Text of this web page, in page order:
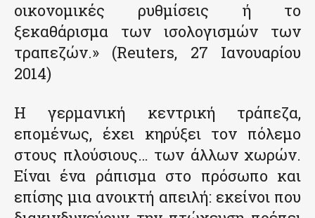
οικονομικές ρυθμίσεις ή το
ξεκαθάρισμα των ισολογισμών των
τραπεζών.» (Reuters, 27 Ιανουαρίου
2014)
Η γερμανική κεντρική τράπεζα,
επομένως, έχει κηρύξει τον πόλεμο
στους πλούσιους… των άλλων χωρών.
Είναι ένα ράπισμα στο πρόσωπο και
επίσης μια ανοικτή απειλή: εκείνοι που